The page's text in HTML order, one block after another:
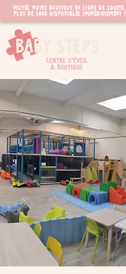
Visitez notre boutique en ligne de jouets.
PLUS de 3000 disponibles immédiatement !